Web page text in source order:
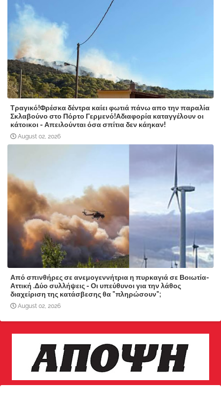
Τραγικό!Φρέσκα δέντρα καίει φωτιά πάνω απο την παραλία
Σκλαβούνο στο Πόρτο Γερμενό!Αδιαφορία καταγγέλουν οι
κάτοικοι - Απειλούνται όσα σπίτια δεν κάηκαν!
August 02, 2026
Από σπινθήρες σε ανεμογεννήτρια η πυρκαγιά σε Βοιωτία-
Αττική .Δύο συλλήψεις - Οι υπεύθυνοι για την λάθος
διαχείριση της κατάσβεσης θα "πληρώσουν";
August 02, 2026